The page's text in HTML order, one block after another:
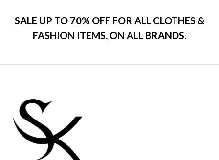
SALE UP TO 70% OFF FOR ALL CLOTHES &
FASHION ITEMS, ON ALL BRANDS.